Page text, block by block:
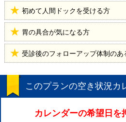
初めて人間ドックを受ける方
胃の具合が気になる方
受診後のフォローアップ体制の
このプランの空き状況カ
カレンダーの希望日を